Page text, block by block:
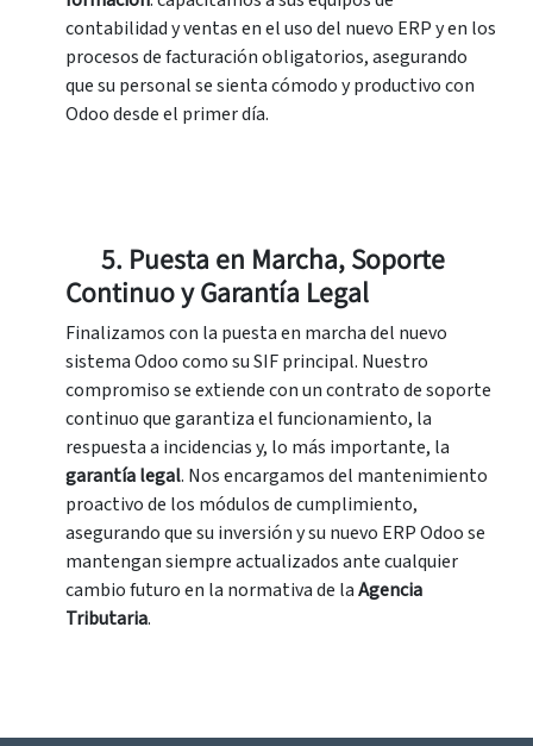
contabilidad y ventas en el uso del nuevo ERP y en los
procesos de facturación obligatorios, asegurando
que su personal se sienta cómodo y productivo con
Odoo desde el primer día.
5. Puesta en Marcha, Soporte
Continuo y Garantía Legal
Finalizamos con la puesta en marcha del nuevo
sistema Odoo como su SIF principal. Nuestro
compromiso se extiende con un contrato de soporte
continuo que garantiza el funcionamiento, la
respuesta a incidencias y, lo más importante, la
garantía legal. Nos encargamos del mantenimiento
proactivo de los módulos de cumplimiento,
asegurando que su inversión y su nuevo ERP Odoo se
mantengan siempre actualizados ante cualquier
cambio futuro en la normativa de laAgencia
Tributaria.